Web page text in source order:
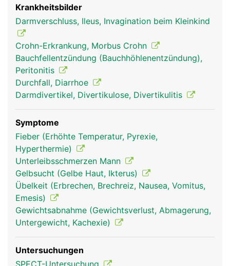
dünndarm frau dünndarm mann
Krankheitsbilder
Darmverschluss, Ileus, Invagination beim Kleinkind
Crohn-Erkrankung, Morbus Crohn
Bauchfellentzündung (Bauchhöhlenentzündung),
Peritonitis
Durchfall, Diarrhoe
Darmdivertikel, Divertikulose, Divertikulitis
Symptome
Fieber (Erhöhte Temperatur, Pyrexie,
Hyperthermie)
Unterleibsschmerzen Mann
Gelbsucht (Gelbe Haut, Ikterus)
Übelkeit (Erbrechen, Brechreiz, Nausea, Vomitus,
Emesis)
Gewichtsabnahme (Gewichtsverlust, Abmagerung,
Untergewicht, Kachexie)
Untersuchungen
SPECT-Untersuchung